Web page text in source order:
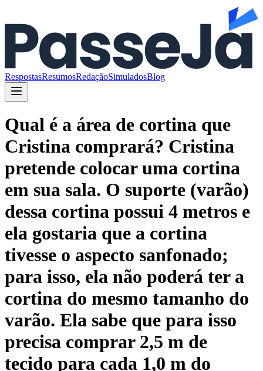
RespostasResumosRedaçãoSimuladosBlog
Qual é a área de cortina que
Cristina comprará? Cristina
pretende colocar uma cortina
em sua sala. O suporte (varão)
dessa cortina possui 4 metros e
ela gostaria que a cortina
tivesse o aspecto sanfonado;
para isso, ela não poderá ter a
cortina do mesmo tamanho do
varão. Ela sabe que para isso
precisa comprar 2,5 m de
tecido para cada 1,0 m do